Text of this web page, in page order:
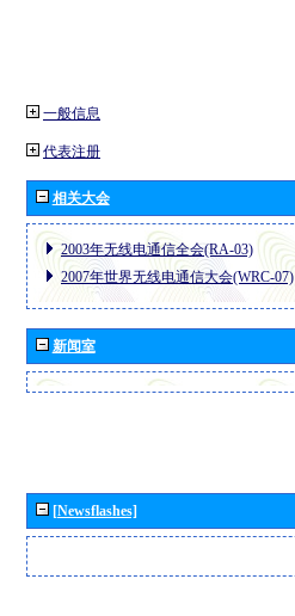
一般信息
代表注册
相关大会
2003年无线电通信全会(RA-03)
2007年世界无线电通信大会(WRC-07)
新闻室
[Newsflashes]